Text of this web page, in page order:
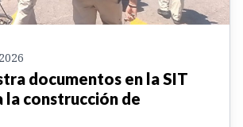
documentos en la SIT
la construcción de